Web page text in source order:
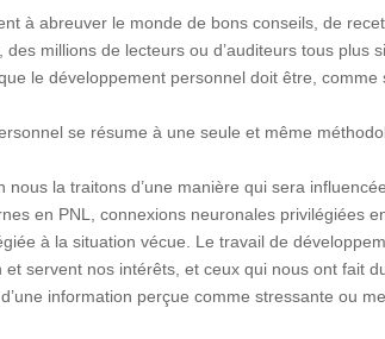
à abreuver le monde de bons conseils, de
millions de lecteurs ou d’auditeurs tous plus
le développement personnel doit être, comme
se résume à une seule et même
la traitons d’une manière qui sera
en PNL, connexions neuronales privilégiées
à la situation vécue. Le travail de
servent nos intérêts, et ceux qui nous ont fait
information perçue comme stressante ou